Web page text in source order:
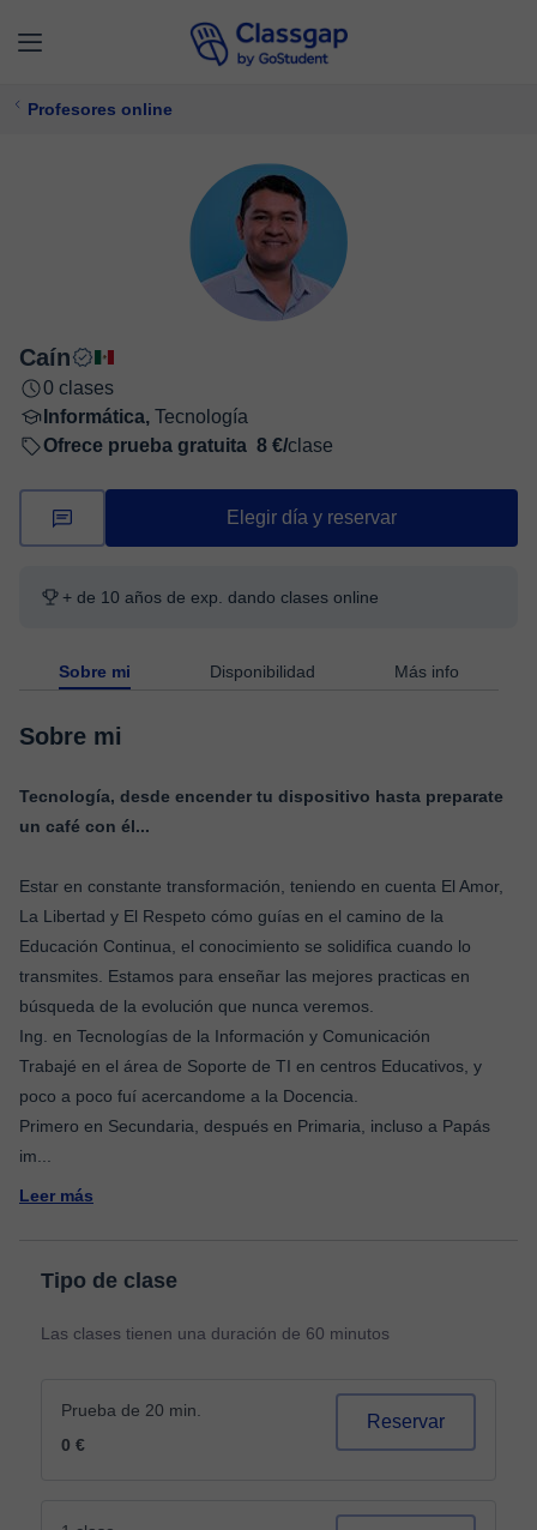
Profesores online
Caín
0 clases
Informática, Tecnología
Ofrece prueba gratuita 8 €/clase
Elegir día y reservar
+ de 10 años de exp. dando clases online
Sobre mi Disponibilidad Más info
Sobre mi
Tecnología, desde encender tu dispositivo hasta preparate
un café con él...
Estar en constante transformación, teniendo en cuenta El Amor,
La Libertad y El Respeto cómo guías en el camino de la
Educación Continua, el conocimiento se solidifica cuando lo
transmites. Estamos para enseñar las mejores practicas en
búsqueda de la evolución que nunca veremos.
Ing. en Tecnologías de la Información y Comunicación
Trabajé en el área de Soporte de TI en centros Educativos, y
poco a poco fuí acercandome a la Docencia.
Primero en Secundaria, después en Primaria, incluso a Papás
im
Leer más
Tipo de clase
Las clases tienen una duración de 60 minutos
Prueba de 20 min.
0 €
Reservar